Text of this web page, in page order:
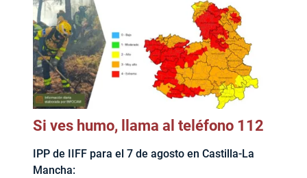
Si ves humo, llama al teléfono 112
IPP de IIFF para el 7 de agosto en Castilla-La
Mancha: